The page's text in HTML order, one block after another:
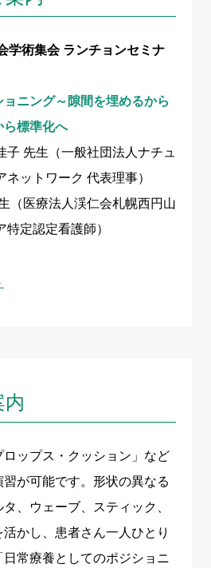
学術集会 ランチョンセミナ
ニング～隙間を埋めるから
標準化へ
子 先生（一般社団法人ナチュ
ットワーク 代表理事）
（医療法人渓仁会札幌西円山
定認定看護師）
ップス・クッション」など
が可能です。形状の異なる
、ウェーブ、スティック、
かし、患者さん一人ひとり
常療養としてのポジショニ